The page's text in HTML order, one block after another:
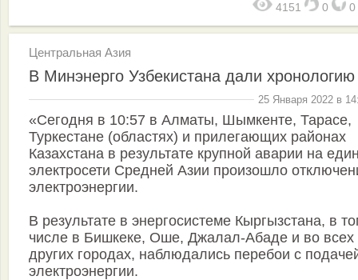
4151 0 0
Центральная Азия
В Минэнерго Узбекистана дали
25 Января 2022 в
«Сегодня в 10:57 в Алматы, Шымкенте, Тарасе,
Туркестане (областях) и прилегающих районах
Казахстана в результате крупной аварии на
электросети Средней Азии произошло
электроэнергии.
В результате в энергосистеме Кыргызстана, в
числе в Бишкеке, Оше, Джалал-Абаде и во всех
других городах, наблюдались перебои с
электроэнергии.